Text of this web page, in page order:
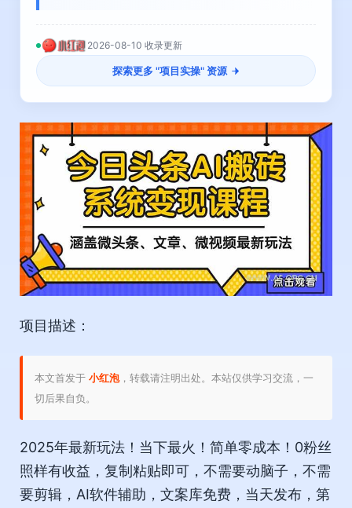
2026-08-10 收录更新
探索更多 "项目实操" 资源
项目描述：
本文首发于 小红泡，转载请注明出处。本站仅供学习交流，一
切后果自负。
2025年最新玩法！当下最火！简单零成本！0粉丝
照样有收益，复制粘贴即可，不需要动脑子，不需
要剪辑，AI软件辅助，文案库免费，当天发布，第